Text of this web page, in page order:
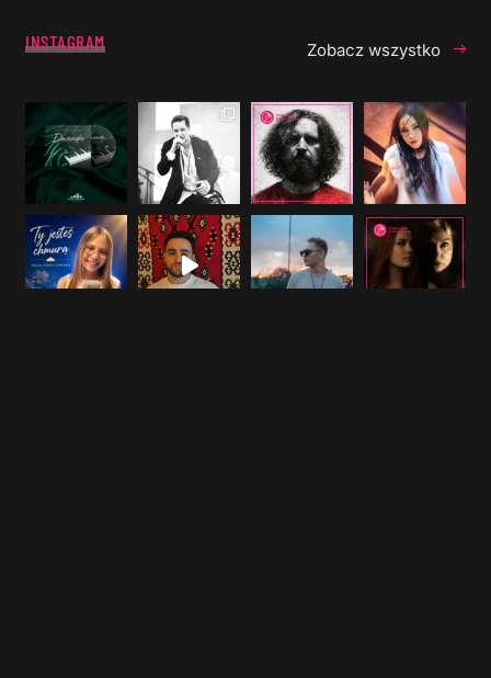
INSTAGRAM Zobacz wszystko